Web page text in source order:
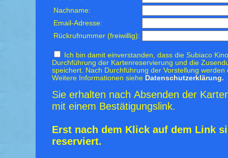
Nachname:
Email-Adresse:
Rückrufnummer (freiwillig):
Ich bin damit einverstanden, dass die Subiaco
Durchführung der Kartenreservierung und die
speichert. Nach Durchführung der Vorstellung
Weitere Informationen siehe Datenschutzerklärung.
Sie erhalten nach Absenden der
mit einem Bestätigungslink.
Erst nach dem Klick auf dem Link
reserviert.